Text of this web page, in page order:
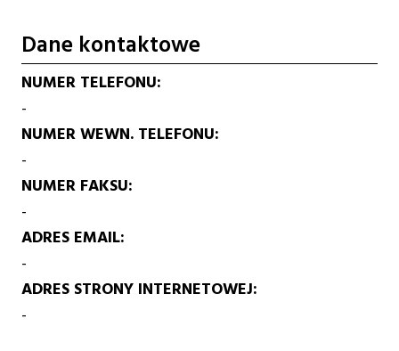
Dane kontaktowe
NUMER TELEFONU
-
NUMER WEWN. TELEFONU
-
NUMER FAKSU
-
ADRES EMAIL
-
ADRES STRONY INTERNETOWEJ
-